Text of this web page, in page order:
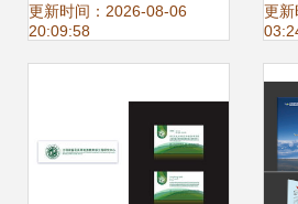
更新时间：2026-08-06
20:09:58
更